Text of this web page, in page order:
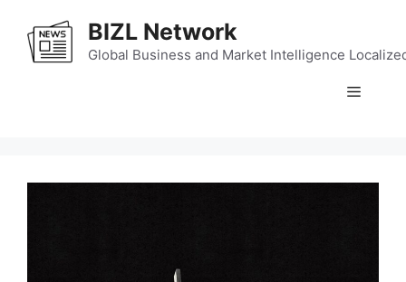
content
BIZL Network
Global Business and Market Intelligence
Menu